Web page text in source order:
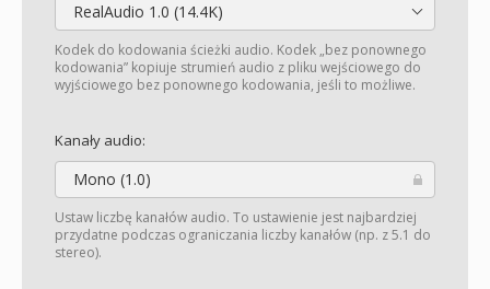
RealAudio 1.0 (14.4K)
Kodek do kodowania ścieżki audio. Kodek „bez ponownego
kodowania” kopiuje strumień audio z pliku wejściowego do
wyjściowego bez ponownego kodowania, jeśli to możliwe.
Kanały audio:
Mono (1.0)
Ustaw liczbę kanałów audio. To ustawienie jest najbardziej
przydatne podczas ograniczania liczby kanałów (np. z 5.1 do
stereo).